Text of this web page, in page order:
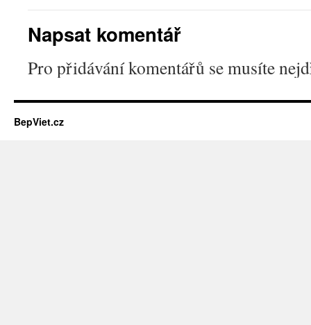
Napsat komentář
Pro přidávání komentářů se musíte
BepViet.cz